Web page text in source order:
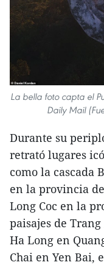
La bella foto capta el
Daily Mail
Durante su
retrató lugares
como la cascada
en la provincia
Long Coc en la
paisajes de
Ha Long en
Chai en Yen Bai,